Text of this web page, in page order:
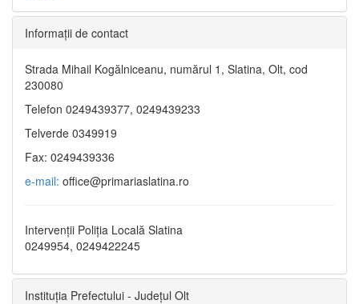
Informaţii de contact
Strada Mihail Kogălniceanu, numărul 1, Slatina, Olt, cod
230080
Telefon 0249439377, 0249439233
Telverde 0349919
Fax: 0249439336
e-mail: office@primariaslatina.ro
Intervenții Poliția Locală Slatina
0249954, 0249422245
Instituția Prefectului - Județul Olt